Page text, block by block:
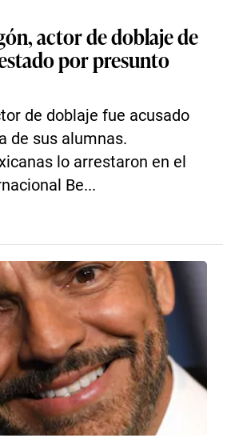
actor de doblaje de
por presunto
de doblaje fue acusado
de sus alumnas.
lo arrestaron en el
Be...